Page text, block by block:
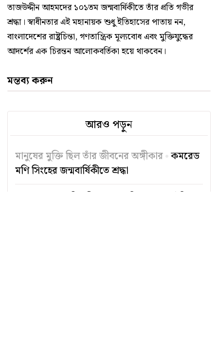
তাজউদ্দীন আহমদের ১০১তম জন্মবার্ষিকীতে তাঁর প্রতি গভীর
শ্রদ্ধা। স্বাধীনতার এই মহানায়ক শুধু ইতিহাসের পাতায় নন,
বাংলাদেশের রাষ্ট্রচিন্তা, গণতান্ত্রিক মূল্যবোধ এবং মুক্তিযুদ্ধের
আদর্শের এক চিরন্তন আলোকবর্তিকা হয়ে থাকবেন।
মন্তব্য করুন
আরও পড়ুন
মানুষের মুক্তি ছিল তাঁর জীবনের অঙ্গীকার কমরেড
মণি সিংহের জন্মবার্ষিকীতে শ্রদ্ধা